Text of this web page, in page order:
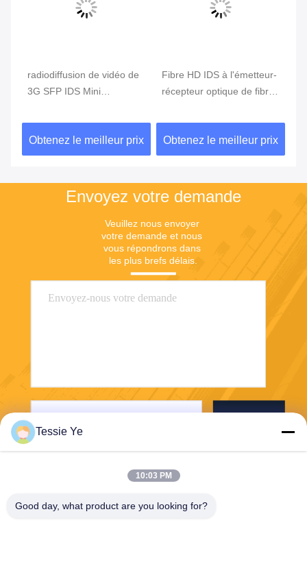
radiodiffusion de vidéo de
3G SFP IDS Mini
For 1080P
Obtenez le meilleur prix
Fibre HD IDS à l'émetteur-
récepteur optique de fibre
16-Channels d'Ethernet
Obtenez le meilleur prix
Envoyez votre demande
Veuillez nous envoyer
votre demande et nous
vous répondrons dans
les plus brefs délais.
Tessie Ye
10:03 PM
Good day, what product are you looking for?